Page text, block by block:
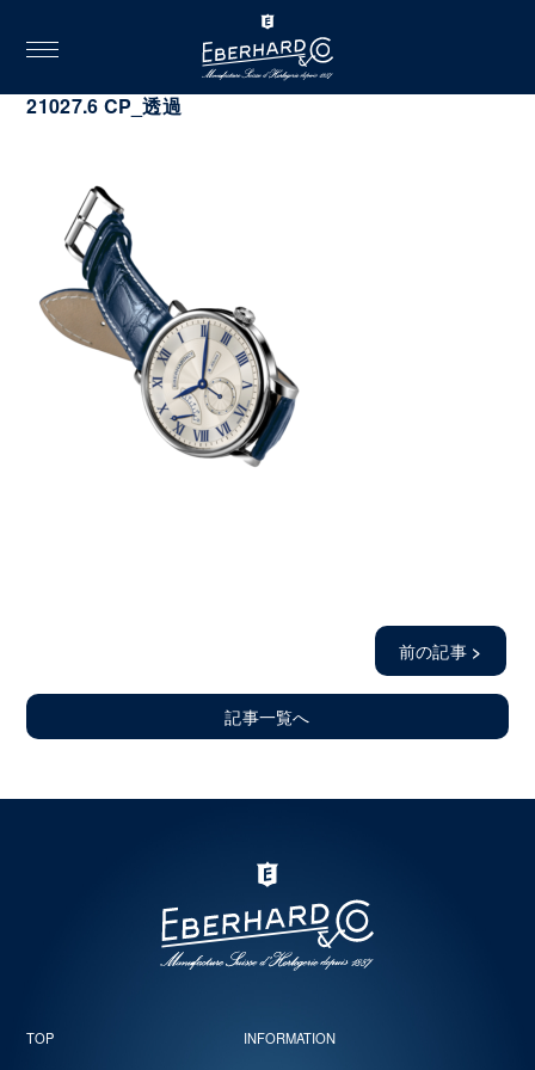
toggle
navigation
21027.6 CP_透過
前の記事 >
記事一覧へ
TOP INFORMATION